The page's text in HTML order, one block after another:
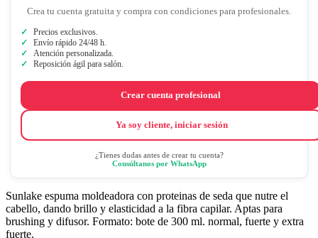
Crea tu cuenta gratuita y compra con condiciones para profesionales.
Precios exclusivos.
Envío rápido 24/48 h.
Atención personalizada.
Reposición ágil para salón.
Crear cuenta profesional
Ya soy cliente, iniciar sesión
¿Tienes dudas antes de crear tu cuenta?
Consúltanos por WhatsApp
Sunlake espuma moldeadora con proteinas de seda que nutre el
cabello, dando brillo y elasticidad a la fibra capilar. Aptas para
brushing y difusor. Formato: bote de 300 ml. normal, fuerte y extra
fuerte.